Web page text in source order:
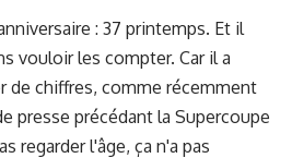
: 37 printemps. Et il
vouloir les compter. Car il a
de chiffres, comme récemment
presse précédant la Supercoupe
regarder l'âge, ça n'a pas